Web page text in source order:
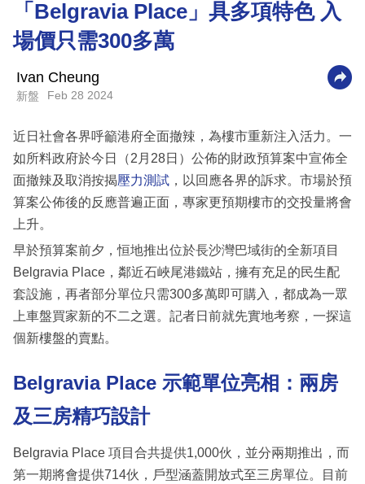
商
業
技
場
生
活
事
專
欄
訂
專
區
「Belgravia Place」具多項特色 入
場價只需300多萬
Ivan Cheung
新盤 Feb 28 2024
近日社會各界呼籲港府全面撤辣，為樓市重新注入活力。一
如所料政府於今日（2月28日）公佈的財政預算案中宣佈全
面撤辣及取消按揭壓力測試 ，以回應各界的訴求。市場於預
算案公佈後的反應普遍正面，專家更預期樓市的交投量將會
上升。
早於預算案前夕，恒地推出位於長沙灣巴域街的全新項目
Belgravia Place，鄰近石峽尾港鐵站，擁有充足的民生配
套設施，再者部分單位只需300多萬即可購入，都成為一眾
上車盤買家新的不二之選。記者日前就先實地考察，一探這
個新樓盤的賣點。
Belgravia Place 示範單位亮相：兩房
及三房精巧設計
Belgravia Place 項目合共提供1,000伙，並分兩期推出，而
第一期將會提供714伙，戶型涵蓋開放式至三房單位。目前